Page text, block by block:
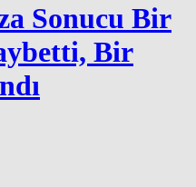
Sonucu Bir
Bir